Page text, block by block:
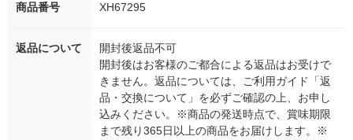
商品番号 XH67295
返品について
開封後返品不可
開封後はお客様のご都合による返品はお受けで
きません。返品については、ご利用ガイド「返
品・交換について」を必ずご確認の上、お申し
込みください。※商品の発送時点で、賞味期限
まで残り365日以上の商品をお届けします。※